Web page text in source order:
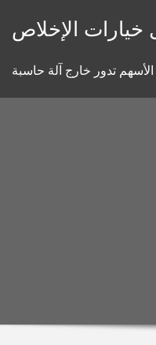
الإخلاص
الأسهم تدور خارج آلة حاسبة